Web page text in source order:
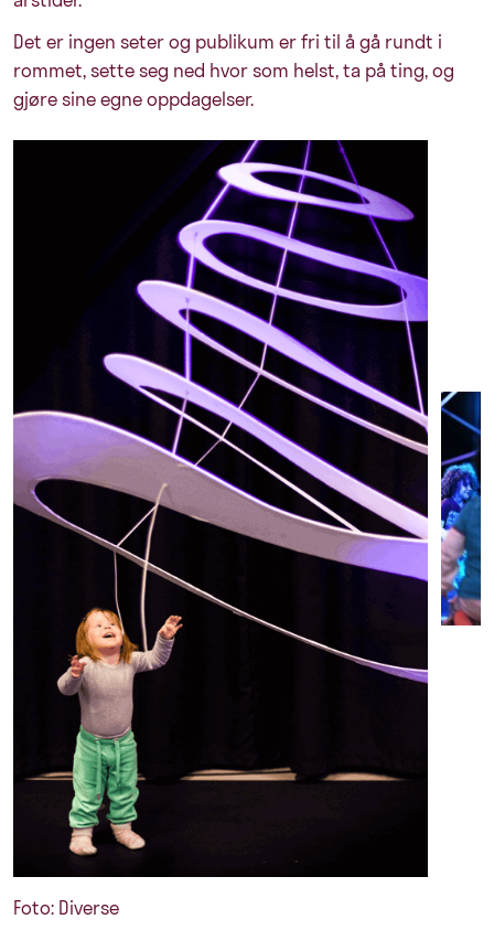
Det er ingen seter og publikum er fri til å gå rundt i
rommet, sette seg ned hvor som helst, ta på ting, og
gjøre sine egne oppdagelser.
Foto: Diverse